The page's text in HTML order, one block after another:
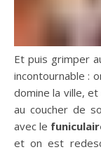
Et puis grimper
incontournable :
domine la ville,
au coucher de
avec le
et on est